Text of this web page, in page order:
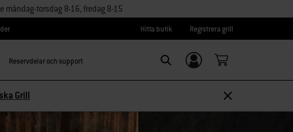
måndag-torsdag 8-16, fredag 8-15
Hitta butik Registrera grill
Reservdelar och support
Logga in/
Registrera dig
Grill